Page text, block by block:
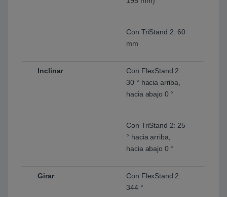
Con TriStand 2: 60
mm
Inclinar
Con FlexStand 2:
30 ° hacia arriba,
hacia abajo 0 °
Con TriStand 2: 25
° hacia arriba,
hacia abajo 0 °
Girar
Con FlexStand 2:
344 °